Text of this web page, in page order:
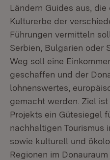
Ländern Guides aus,
Kulturerbe der
Führungen vermitteln
Serbien, Bulgarien oder
Weg soll eine
geschaffen und der
lohnenswertes,
gemacht werden. Ziel
Projekts ein Gütesiegel
nachhaltigen Tourismus
sowie kulturell und
Regionen im